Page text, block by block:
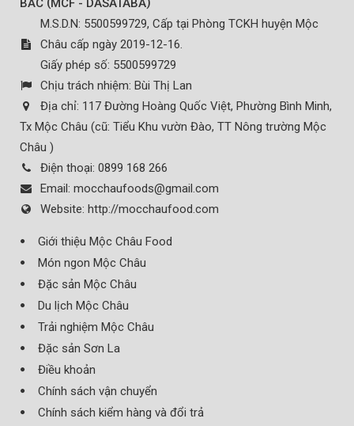
BẮC MCF - DASATABA
M.S.D.N: 5500599729, Cấp tại Phòng TCKH huyện Mộc
Châu cấp ngày 2019-12-16.
Giấy phép số: 5500599729
Chịu trách nhiệm: Bùi Thị Lan
Địa chỉ: 117 Đường Hoàng Quốc Việt, Phường Bình Minh,
Tx Mộc Châu (cũ: Tiểu Khu vườn Đào, TT Nông trường Mộc
Châu )
Điện thoại: 0899 168 266
Email: mocchaufoods@gmail.com
Website: http://mocchaufood.com
Giới thiệu Mộc Châu Food
Món ngon Mộc Châu
Đặc sản Mộc Châu
Du lịch Mộc Châu
Trải nghiệm Mộc Châu
Đặc sản Sơn La
Điều khoản
Chính sách vận chuyển
Chính sách kiểm hàng và đổi trả